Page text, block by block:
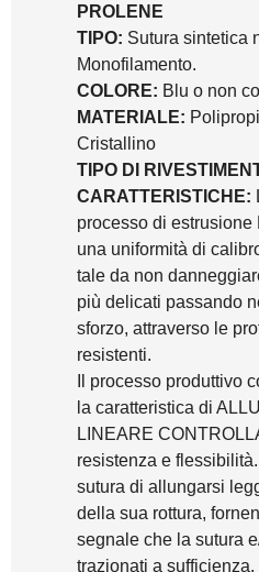
PROLENE
TIPO: Sutura sintetica
Monofilamento.
COLORE: Blu o non
MATERIALE:
Cristallino
TIPO DI
CARATTERISTICHE:
processo di
una uniformità di
tale da non
più delicati passando
sforzo, attraverso le
resistenti.
Il processo produttivo
la caratteristica di
LINEARE
resistenza e
sutura di allungarsi
della sua rottura,
segnale che la sutura
trazionati a